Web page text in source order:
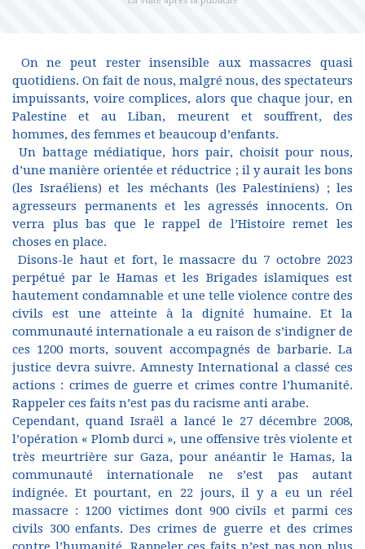
On ne peut rester insensible aux massacres quasi
quotidiens. On fait de nous, malgré nous, des spectateurs
impuissants, voire complices, alors que chaque jour, en
Palestine et au Liban, meurent et souffrent, des
hommes, des femmes et beaucoup d’enfants.
Un battage médiatique, hors pair, choisit pour nous,
d’une manière orientée et réductrice ; il y aurait les bons
(les Israéliens) et les méchants (les Palestiniens) ; les
agresseurs permanents et les agressés innocents. On
verra plus bas que le rappel de l’Histoire remet les
choses en place.
Disons-le haut et fort, le massacre du 7 octobre 2023
perpétué par le Hamas et les Brigades islamiques est
hautement condamnable et une telle violence contre des
civils est une atteinte à la dignité humaine. Et la
communauté internationale a eu raison de s’indigner de
ces 1200 morts, souvent accompagnés de barbarie. La
justice devra suivre. Amnesty International a classé ces
actions : crimes de guerre et crimes contre l’humanité.
Rappeler ces faits n’est pas du racisme anti arabe.
Cependant, quand Israël a lancé le 27 décembre 2008,
l’opération « Plomb durci », une offensive très violente et
très meurtrière sur Gaza, pour anéantir le Hamas, la
communauté internationale ne s’est pas autant
indignée. Et pourtant, en 22 jours, il y a eu un réel
massacre : 1200 victimes dont 900 civils et parmi ces
civils 300 enfants. Des crimes de guerre et des crimes